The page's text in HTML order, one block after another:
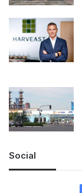
Social